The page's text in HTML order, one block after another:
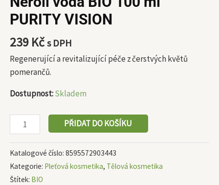
PURITY VISION
239 Kčs DPH
Regenerující a revitalizující péče z čerstvých květů
pomerančů.
Dostupnost:Skladem
PŘIDAT DO KOŠÍKU
Katalogové číslo: 8595572903443
Kategorie: Pleťová kosmetika, Tělová kosmetika
Štítek: BIO